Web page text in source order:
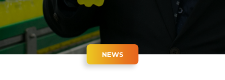
NEWS